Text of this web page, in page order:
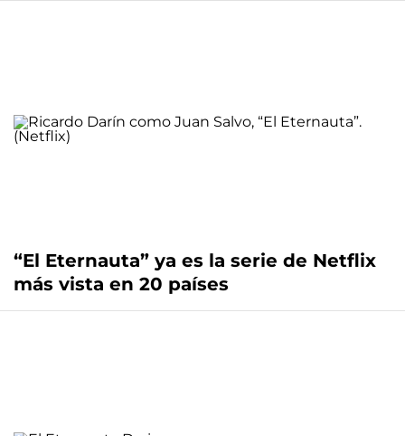
“El Eternauta” ya es la serie de Netflix
más vista en 20 países